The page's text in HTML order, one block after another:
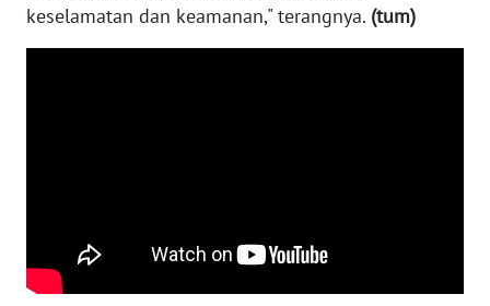
keselamatan dan keamanan," terangnya. (tum)